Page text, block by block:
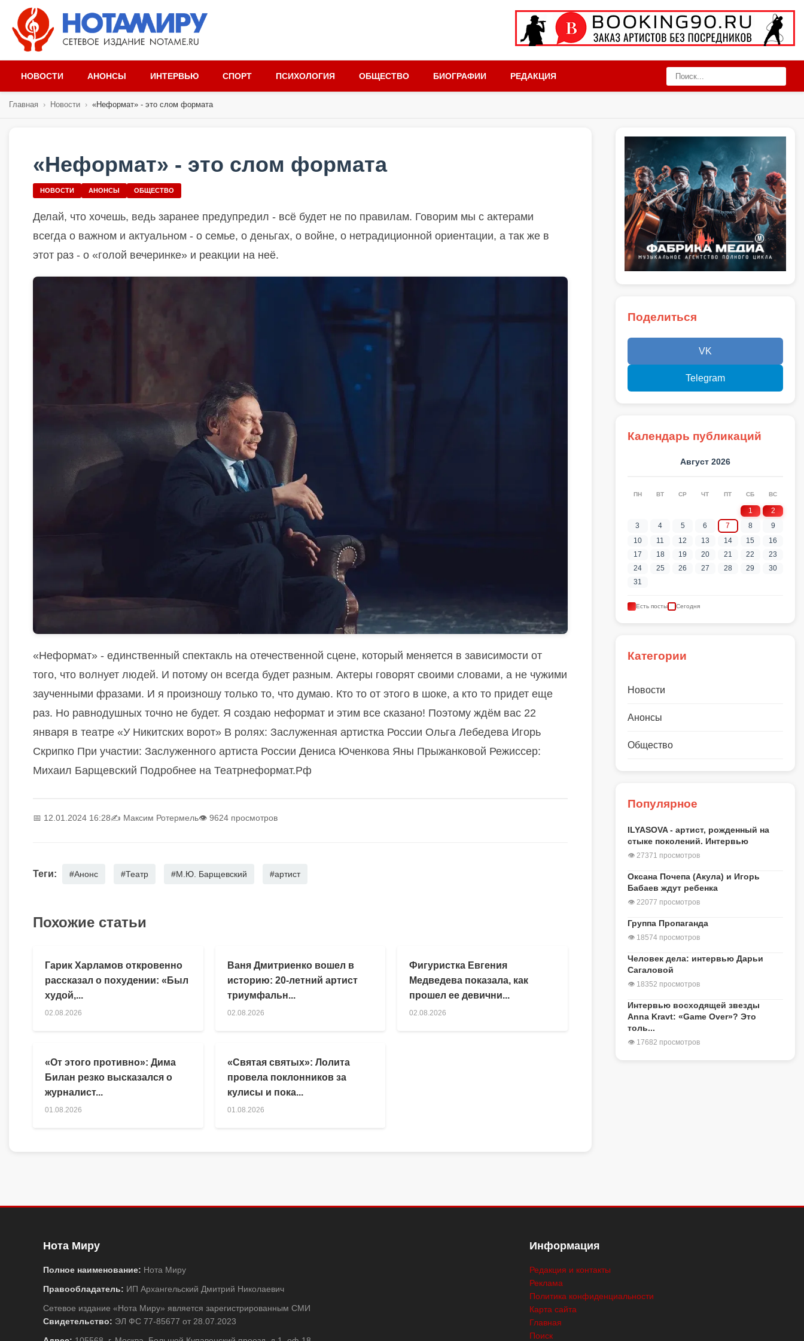
НОВОСТИ АНОНСЫ ИНТЕРВЬЮ СПОРТ ПСИХОЛОГИЯ ОБЩЕСТВО БИОГРАФИИ РЕДАКЦИЯ
Главная › Новости › «Неформат» - это слом формата
«Неформат» - это слом формата
НОВОСТИ АНОНСЫ ОБЩЕСТВО
Делай, что хочешь, ведь заранее предупредил - всё будет не по правилам. Говорим мы с актерами
всегда о важном и актуальном - о семье, о деньгах, о войне, о нетрадиционной ориентации, а так же в
этот раз - о «голой вечеринке» и реакции на неё.
«Неформат» - единственный спектакль на отечественной сцене, который меняется в зависимости от
того, что волнует людей. И потому он всегда будет разным. Актеры говорят своими словами, а не чужими
заученными фразами. И я произношу только то, что думаю. Кто то от этого в шоке, а кто то придет еще
раз. Но равнодушных точно не будет. Я создаю неформат и этим все сказано! Поэтому ждём вас 22
января в театре «У Никитских ворот» В ролях: Заслуженная артистка России Ольга Лебедева Игорь
Скрипко При участии: Заслуженного артиста России Дениса Юченкова Яны Прыжанковой Режиссер:
Михаил Барщевский Подробнее на Театрнеформат.Рф
📅 12.01.2024 16:28✍️ Максим Ротермель👁 9624 просмотров
Теги: #Анонс #Театр #М.Ю. Барщевский #артист
Похожие статьи
Гарик Харламов откровенно
рассказал о похудении: «Был
худой,...
02.08.2026
Ваня Дмитриенко вошел в
историю: 20-летний артист
триумфальн...
02.08.2026
Фигуристка Евгения
Медведева показала, как
прошел ее девични...
02.08.2026
«От этого противно»: Дима
Билан резко высказался о
журналист...
01.08.2026
«Святая святых»: Лолита
провела поклонников за
кулисы и пока...
01.08.2026
Поделиться
VK
Telegram
Календарь публикаций
Август 2026
ПН ВТ СР ЧТ ПТ СБ ВС
1
2
3
4 5 6 7 8
9
10
11 12 13 14 15
16
17
18 19 20 21 22
23
24
25 26 27 28 29
30
31
Есть посты Сегодня
Категории
Новости
Анонсы
Общество
Популярное
ILYASOVA - артист, рожденный на
стыке поколений. Интервью
👁 27371 просмотров
Оксана Почепа (Акула) и Игорь
Бабаев ждут ребенка
👁 22077 просмотров
Группа Пропаганда
👁 18574 просмотров
Человек дела: интервью Дарьи
Сагаловой
👁 18352 просмотров
Интервью восходящей звезды
Anna Kravt: «Game Over»? Это
толь...
👁 17682 просмотров
Нота Миру
Полное наименование: Нота Миру
Правообладатель: ИП Архангельский Дмитрий Николаевич
Сетевое издание «Нота Миру» является зарегистрированным СМИ
Свидетельство: ЭЛ ФС 77-85677 от 28.07.2023
Информация
Редакция и контакты
Реклама
Политика конфиденциальности
Карта сайта
Главная
Поиск